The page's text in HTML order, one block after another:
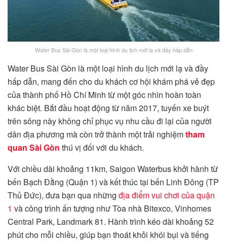
Water Bus Sài Gòn là một loại hình du lịch mới lạ và đầy hấp dẫn
Water Bus Sài Gòn là một loại hình du lịch mới lạ và đầy
hấp dẫn, mang đến cho du khách cơ hội khám phá vẻ đẹp
của thành phố Hồ Chí Minh từ một góc nhìn hoàn toàn
khác biệt. Bắt đầu hoạt động từ năm 2017, tuyến xe buýt
trên sông này không chỉ phục vụ nhu cầu đi lại của người
dân địa phương mà còn trở thành một trải nghiệmtham
quan Sài Gòn thú vị đối với du khách.
Với chiều dài khoảng 11km, Saigon Waterbus khởi hành từ
bến Bạch Đằng (Quận 1) và kết thúc tại bến Linh Đông (TP
Thủ Đức), đưa bạn qua những địa điểm vui chơi của quận
1 và công trình ấn tượng như Tòa nhà Bitexco, Vinhomes
Central Park, Landmark 81. Hành trình kéo dài khoảng 52
phút cho mỗi chiều, giúp bạn thoát khỏi khói bụi và tiếng